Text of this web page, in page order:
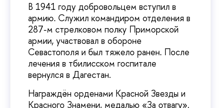
В 1941 году добровольцем вступил в
армию. Служил командиром отделения в
287-м стрелковом полку Приморской
армии, участвовал в обороне
Севастополя и был тяжело ранен. После
лечения в тбилисском госпитале
вернулся в Дагестан.
Награждён орденами Красной Звезды и
Красного Знамени, медалью «За отвагу».